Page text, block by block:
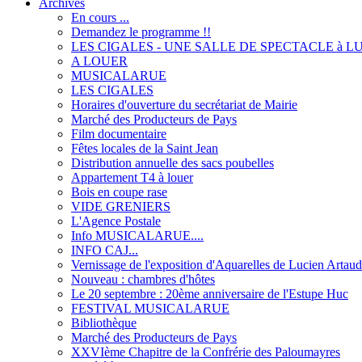
En cours ...
Demandez le programme !!
LES CIGALES - UNE SALLE DE SPECTACLE à
A LOUER
MUSICALARUE
LES CIGALES
Horaires d'ouverture du secrétariat de Mairie
Marché des Producteurs de Pays
Film documentaire
Fêtes locales de la Saint Jean
Distribution annuelle des sacs poubelles
Appartement T4 à louer
Bois en coupe rase
VIDE GRENIERS
L'Agence Postale
Info MUSICALARUE....
INFO CAJ...
Vernissage de l'exposition d'Aquarelles de Lucien Artaud
Nouveau : chambres d'hôtes
Le 20 septembre : 20ème anniversaire de l'Estupe Huc
FESTIVAL MUSICALARUE
Bibliothèque
Marché des Producteurs de Pays
XXVIème Chapitre de la Confrérie des Paloumayres